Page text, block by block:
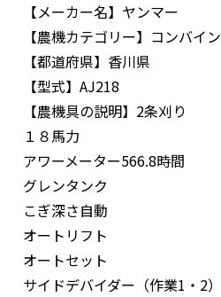
【メーカー名】 ヤンマー
【農機カテゴリー】 コンバイン
【都道府県】 香川県
【型式】 AJ218
【農機具の説明】 2条刈り
１８馬力
アワーメーター566.8時間
グレンタンク
こぎ深さ自動
オートリフト
オートセット
サイドデバイダー（作業1・2）